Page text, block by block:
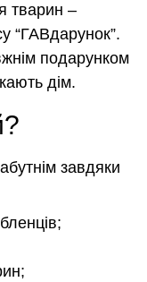
тварин –
“ГАВдарунок”.
подарунком
дім.
завдяки